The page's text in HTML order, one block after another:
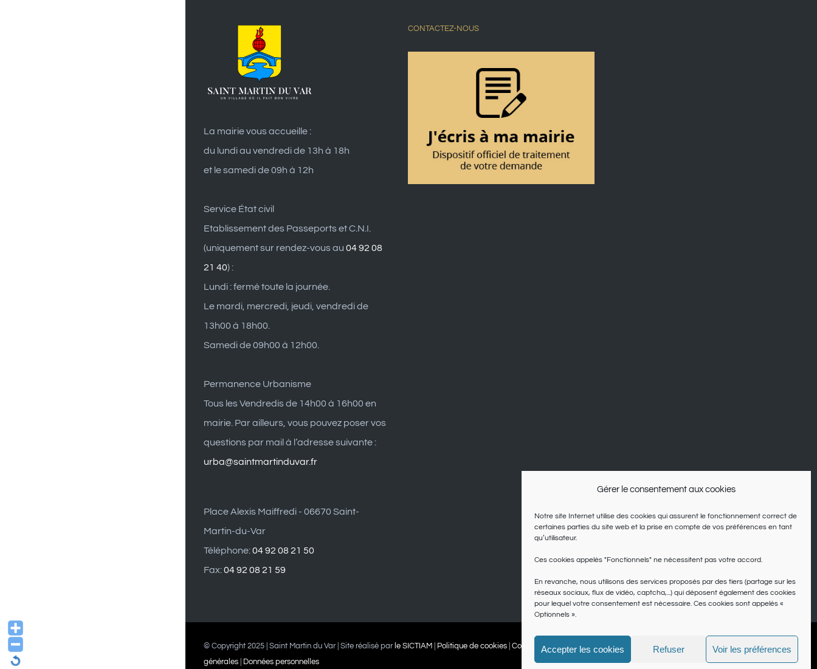
Gérer le consentement aux cookies
Notre site Internet utilise des cookies qui assurent le fonctionnement correct de
certaines parties du site web et la prise en compte de vos préférences en tant
qu’utilisateur.
Ces cookies appelés "Fonctionnels" ne nécessitent pas votre accord.
En revanche, nous utilisons des services proposés par des tiers (partage sur les
réseaux sociaux, flux de vidéo, captcha,...) qui déposent également des cookies
pour lequel votre consentement est nécessaire. Ces cookies sont appelés «
Optionnels ».
Accepter les cookies Refuser Voir les préférences
La mairie vous accueille :
du lundi au vendredi de 13h à 18h
et le samedi de 09h à 12h
Service État civil
Etablissement des Passeports et C.N.I.
(uniquement sur rendez-vous au 04 92 08
21 40) :
Lundi : fermé toute la journée.
Le mardi, mercredi, jeudi, vendredi de
13h00 à 18h00.
Samedi de 09h00 à 12h00.
Permanence Urbanisme
Tous les Vendredis de 14h00 à 16h00 en
mairie. Par ailleurs, vous pouvez poser vos
questions par mail à l’adresse suivante :
urba@saintmartinduvar.fr
Place Alexis Maiffredi - 06670 Saint-
Martin-du-Var
Téléphone:04 92 08 21 50
Fax:04 92 08 21 59
CONTACTEZ-NOUS
© Copyright 2025 | Saint Martin du Var | Site réalisé par le SICTIAM Politique de cookies Conditions
générales
Données personnelles
Facebook
TwitterPinterest